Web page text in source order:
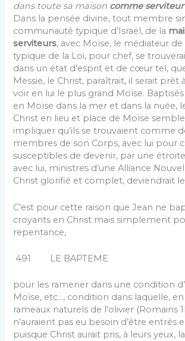
dans toute sa maison comme serviteur
Dans la pensée divine, tout membre
communauté typique d’Israël, de la
serviteurs, avec Moïse, le médiateur de
typique de la Loi, pour chef, se
dans un état d’esprit et de cœur tel,
Messie, le Christ, paraîtrait, il serait prêt
voir en lui le plus grand Moïse. Baptisés
en Moïse dans la mer et dans la nuée,
Christ en lieu et place de Moïse
impliquer qu’ils se trouvaient comme
membres de son Corps, avec lui pour
susceptibles de devenir, par une
avec lui, ministres d’une Alliance
Christ glorifié et complet, deviendrait
C’est pour cette raison que Jean ne
croyants en Christ mais simplement
repentance,
491 LE BAPTEME
pour les ramener dans une condition
Moïse, etc…, condition dans laquelle,
rameaux natu­rels de l’olivier (Romains 1l
n’auraient pas eu besoin d’être entrés
puisque Christ aurait pris, à leurs yeux,